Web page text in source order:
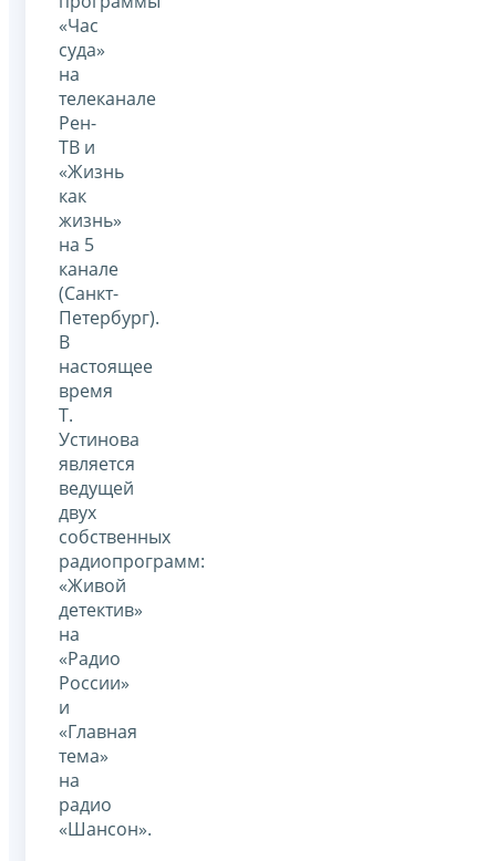
«Час
суда»
на
телеканале
Рен-
ТВ и
«Жизнь
как
жизнь»
на 5
канале
(Санкт-
Петербург).
В
настоящее
время
Т.
Устинова
является
ведущей
двух
собственных
радиопрограмм:
«Живой
детектив»
на
«Радио
России»
и
«Главная
тема»
на
радио
«Шансон».